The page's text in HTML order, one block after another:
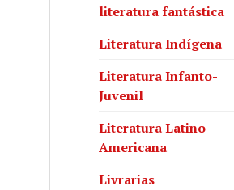
literatura fantástica
Literatura Indígena
Literatura Infanto-
Juvenil
Literatura Latino-
Americana
Livrarias